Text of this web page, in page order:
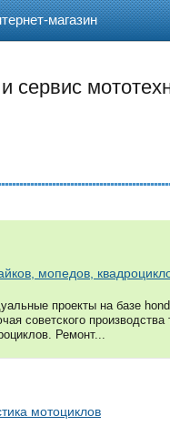
магазин
сервис
мопедов,
проекты на базе
советского
Ремонт...
мотоциклов